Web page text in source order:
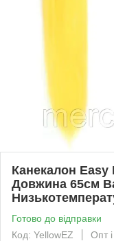
Канекалон
Довжина 65см
Готово до відправки
Код: YellowEZ
Опт